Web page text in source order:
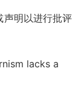
声明以进行批评
lacks a